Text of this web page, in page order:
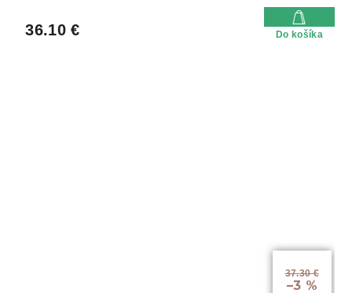
36.10 € Do košíka
37.30 €
–3 %